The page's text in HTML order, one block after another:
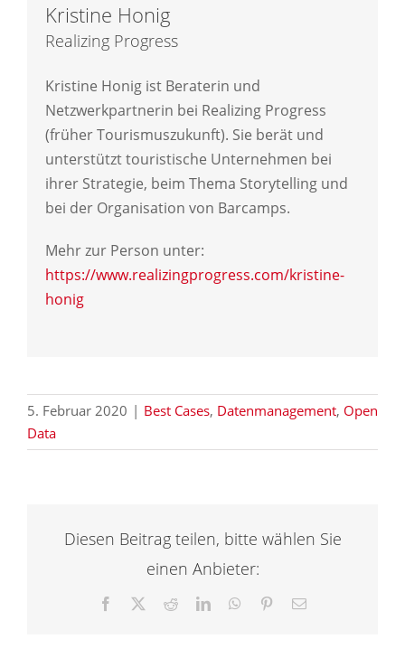
Kristine Honig
Realizing Progress
Kristine Honig ist Beraterin und
Netzwerkpartnerin bei Realizing Progress
(früher Tourismuszukunft). Sie berät und
unterstützt touristische Unternehmen bei
ihrer Strategie, beim Thema Storytelling und
bei der Organisation von Barcamps.
Mehr zur Person unter:
https://www.realizingprogress.com/kristine-
honig
5. Februar 2020 | Best Cases, Datenmanagement, Open
Data
Diesen Beitrag teilen, bitte wählen Sie
einen Anbieter:
Facebook RedditLinkedInWhatsApp
Pinterest
E-